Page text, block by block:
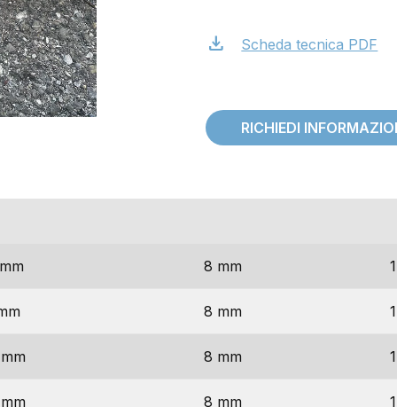
download Scheda tecnica PDF
RICHIEDI
8 mm
8 mm
8 mm
8 mm